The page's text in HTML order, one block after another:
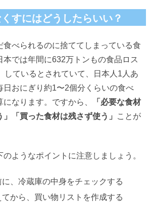
すにはどうしたらいい？
食べられるのに捨ててしまっている食
本では年間に632万トンもの食品ロス
しているとされていて、日本人1人あ
日おにぎり約1〜2個分くらいの食べ
なります。ですから、
「必要な食材
「買った食材は残さず使う」
ことが
ようなポイントに注意しましょう。
、冷蔵庫の中身をチェックする
てから、買い物リストを作成する